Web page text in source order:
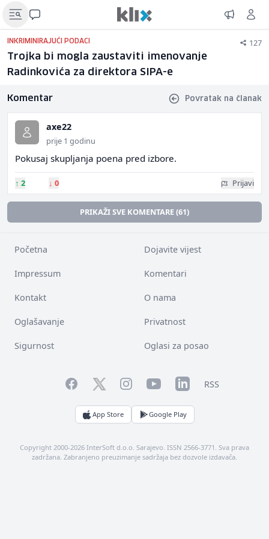
INKRIMINIRAJUĆI PODACI 127
Trojka bi mogla zaustaviti imenovanje
Radinkovića za direktora SIPA-e
Komentar Povratak na članak
axe22
prije 1 godinu
Pokusaj skupljanja poena pred izbore.
↑ 2 ↓ 0 Prijavi
PRIKAŽI SVE KOMENTARE (61)
Početna Dojavite vijest
Impressum Komentari
Kontakt O nama
Oglašavanje Privatnost
Sigurnost Oglasi za posao
FacebookTwitterInstagramYouTubeLinkedInRSS
App Store Google Play
Copyright 2000-2026 InterSoft d.o.o. Sarajevo. ISSN 2566-3771. Sva prava
zadržana. Zabranjeno preuzimanje sadržaja bez dozvole izdavača.